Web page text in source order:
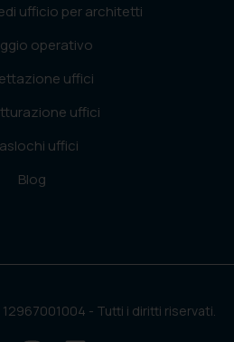
ufficio per architetti
operativo
uffici
uffici
uffici
Blog
- Tutti i diritti riservati.